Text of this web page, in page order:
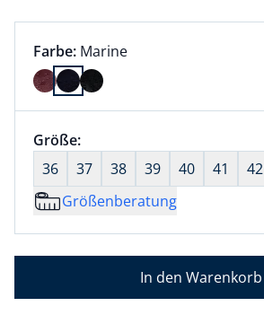
Farbauswahl:
Farbe: aktuell ausgewählt:
Marine
Farbe Marine ausgewählt
Größenauswahl:
Größe:nichts ausgewählt
36
37 38 39 40 41
42
Größenberatung
In den Warenkorb